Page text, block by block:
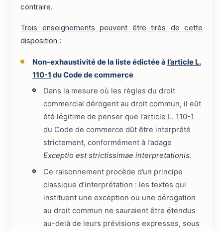
contraire.
Trois enseignements peuvent être tirés de cette
disposition :
Non-exhaustivité de la liste édictée à l’article L.
110-1 du Code de commerce
Dans la mesure où les règles du droit
commercial dérogent au droit commun, il eût
été légitime de penser que l’article L. 110-1
du Code de commerce dût être interprété
strictement, conformément à l’adage
Exceptio est strictissimae interpretationis.
Ce raisonnement procède d’un principe
classique d’interprétation : les textes qui
instituent une exception ou une dérogation
au droit commun ne sauraient être étendus
au-delà de leurs prévisions expresses, sous